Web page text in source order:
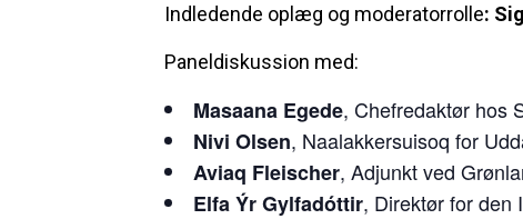
Indledende oplæg og moderatorrolle:
Paneldiskussion med:
Masaana Egede, Chefredaktør hos
Nivi Olsen, Naalakkersuisoq for
Aviaq Fleischer, Adjunkt ved
Elfa Ýr Gylfadóttir, Direktør for den